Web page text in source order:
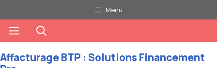
au
contenu
Menu
Menu
Affacturage BTP : Solutions Financement